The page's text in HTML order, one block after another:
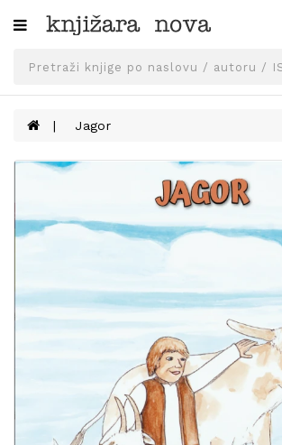
Kategorije
SVEUČILIŠNA
UDŽBENICI
KNJIGE
I
OPREMA
UDŽBENIKE!
PONUDA
Jagor